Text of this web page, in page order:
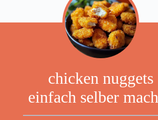
chicken nuggets
einfach selber